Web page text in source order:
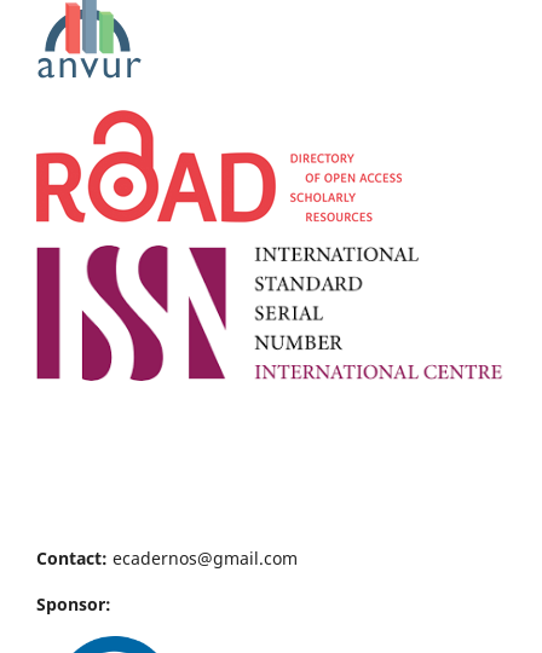
Contact: ecadernos@gmail.com
Sponsor: